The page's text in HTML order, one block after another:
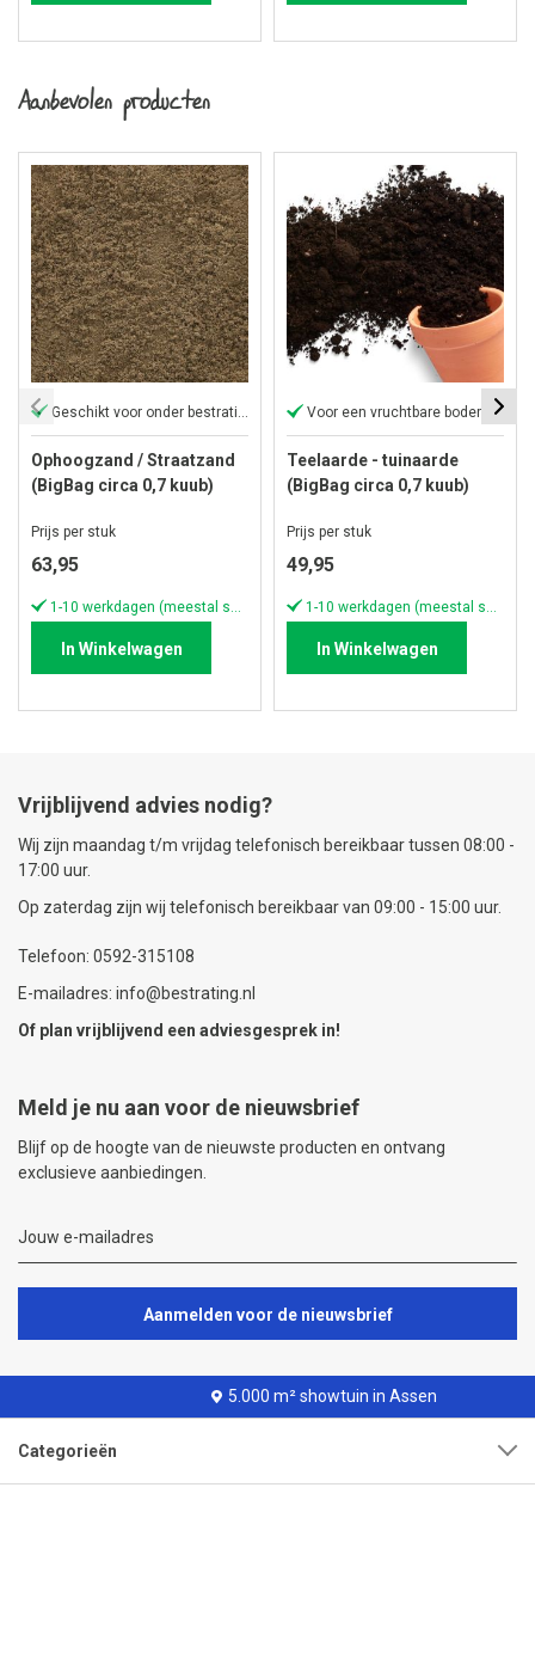
Aanbevolen producten
Geschikt voor onder bestrating
Ophoogzand / Straatzand
(BigBag circa 0,7 kuub)
Prijs per stuk
63,95
In Winkelwagen
Voor een vruchtbare bodem
Teelaarde - tuinaarde
(BigBag circa 0,7 kuub)
Prijs per stuk
49,95
In Winkelwagen
Vrijblijvend advies nodig?
Wij zijn maandag t/m vrijdag telefonisch bereikbaar tussen 08:00 -
17:00 uur.
Op zaterdag zijn wij telefonisch bereikbaar van 09:00 - 15:00 uur.
Telefoon: 0592-315108
E-mailadres: info@bestrating.nl
Of plan vrijblijvend een adviesgesprek in!
Meld je nu aan voor de nieuwsbrief
Blijf op de hoogte van de nieuwste producten en ontvang
exclusieve aanbiedingen.
Aanmelden voor de nieuwsbrief
5.000 m² showtuin in Assen
Categorieën